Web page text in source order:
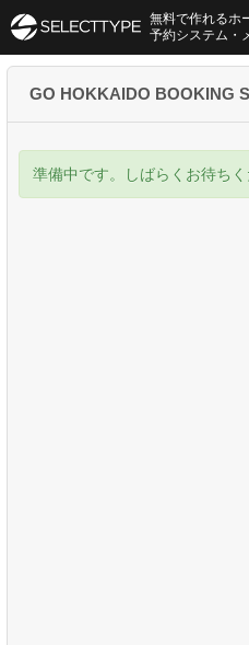
GO HOKKAIDO BOOKING
準備中です。しばらくお待ちく
無料で作れるホ
予約システム・